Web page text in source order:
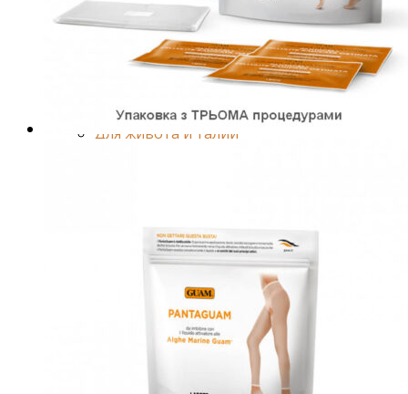
Средства от отечности
Коррекция фигуры и лифтинг
Для груди
Специальный уход
Для живота и талии
Глаза и губы
Ежедневный уход
Антивозрастной уход
Специальный уход
Очищение